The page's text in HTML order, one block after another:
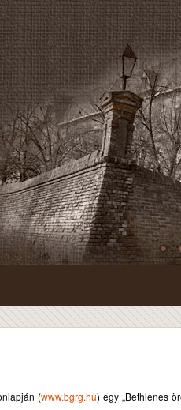
(www.bgrg.hu) egy „Bethlenes